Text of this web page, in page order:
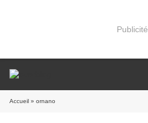
Publicité
Accueil » ornano